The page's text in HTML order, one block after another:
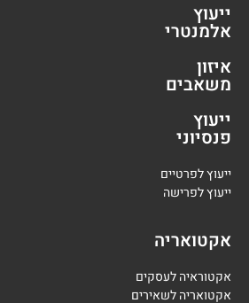
ייעוץ
אלמנטרי
איזון
משאבים
ייעוץ
פנסיוני
ייעוץ לפרטיים
ייעוץ לפרישה
אקטואריה
אקטוראיה לעסקים
אקטואריה לשאירים